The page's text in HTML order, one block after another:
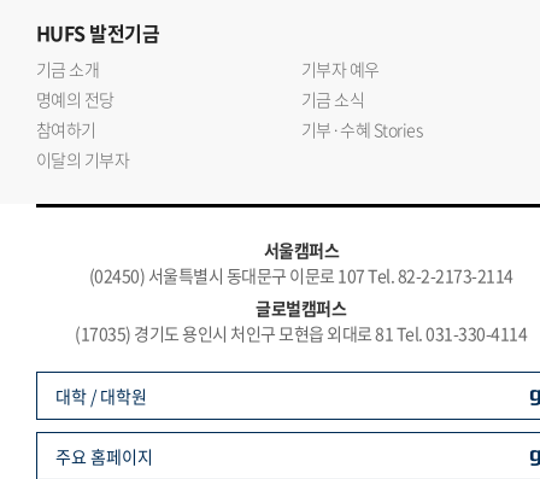
HUFS발전기금
기금 소개
기부자 예우
명예의 전당
기금 소식
참여하기
기부·수혜 Stories
이달의 기부자
서울캠퍼스
(02450) 서울특별시 동대문구 이문로 107 Tel. 82-2-2173-2114
글로벌캠퍼스
(17035) 경기도 용인시 처인구 모현읍 외대로 81 Tel. 031-330-4114
대학 / 대학원
주요 홈페이지